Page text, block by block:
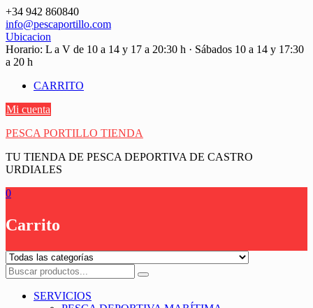
Saltar
contenido
+34 942 860840
info@pescaportillo.com
Ubicacion
Horario: L a V de 10 a 14 y 17 a 20:30 h · Sábados 10 a 14 y 17:30
a 20 h
CARRITO
Mi cuenta
PESCA PORTILLO TIENDA
TU TIENDA DE PESCA DEPORTIVA DE CASTRO
URDIALES
0
Carrito
SERVICIOS